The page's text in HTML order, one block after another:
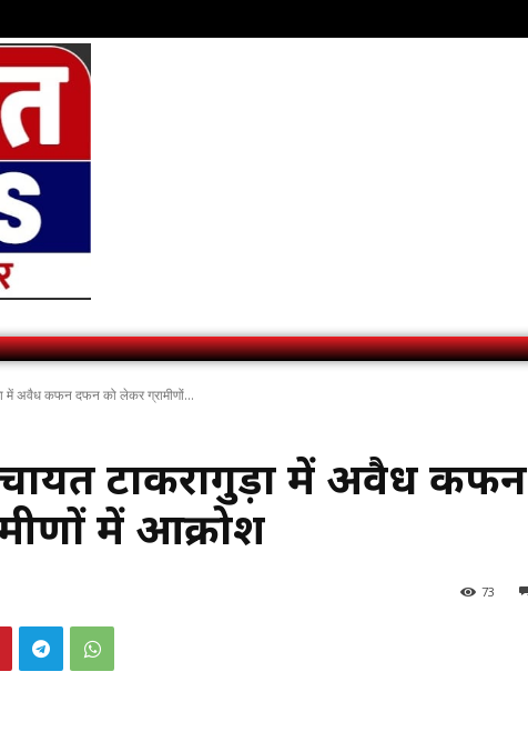
में अवैध कफन दफन को लेकर ग्रामीणों...
टाकरागुड़ा में अवैध कफन
में आक्रोश
73